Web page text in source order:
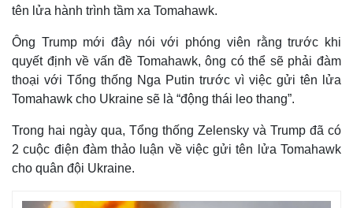
Bất động sản
Khởi nghiệp
Giá vàng
Tiêu dùng
tên lửa hành trình tầm xa Tomahawk.
Ông Trump mới đây nói với phóng viên rằng trước khi
quyết định về vấn đề Tomahawk, ông có thể sẽ phải đàm
thoại với Tổng thống Nga Putin trước vì việc gửi tên lửa
Tomahawk cho Ukraine sẽ là “động thái leo thang”.
Trong hai ngày qua, Tổng thống Zelensky và Trump đã có
2 cuộc điện đàm thảo luận về việc gửi tên lửa Tomahawk
cho quân đội Ukraine.